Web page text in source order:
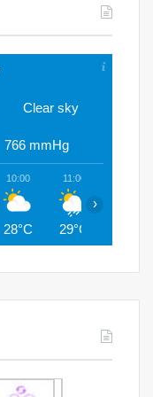
Clear sky
766 mmHg
10:00
28°C
11:00
29°C
›